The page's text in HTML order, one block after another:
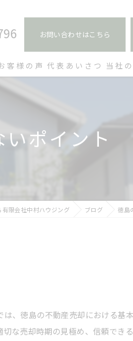
お問い合わせはこちら
客様の声 代表あいさつ 当社
ポイント
限会社中村ハウジング ブログ 徳島
、徳島の不動産売却における基
な売却時期の見極め、信頼でき